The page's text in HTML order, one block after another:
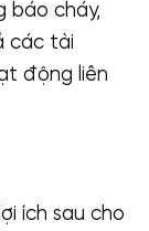
báo cháy,
các tài
động liên
ích sau cho